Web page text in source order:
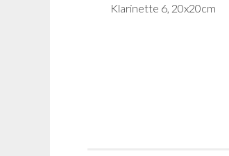
Klarinette 6, 20x20cm